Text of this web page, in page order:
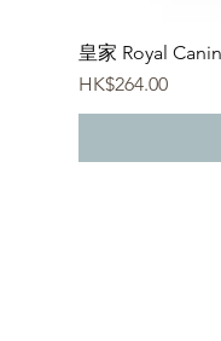
皇家 Royal
價格
HK$264.00